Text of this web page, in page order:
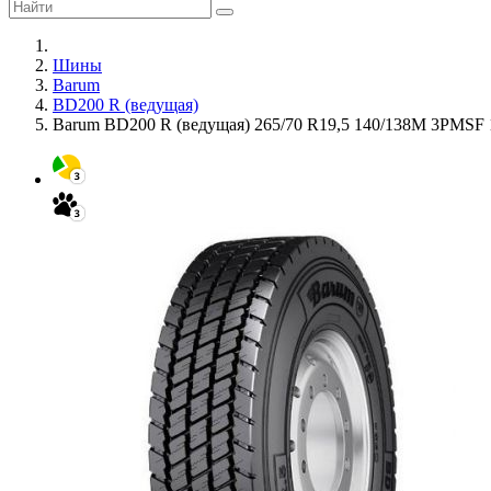
Шины
Barum
BD200 R (ведущая)
Barum BD200 R (ведущая) 265/70 R19,5 140/138M 3PMSF